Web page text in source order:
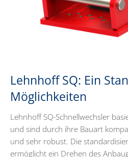
Lehnhoff SQ: Ein
Möglichkeiten
Lehnhoff SQ-Schnellwechsler
und sind durch ihre Bauart
und sehr robust. Die
ermöglicht ein Drehen des